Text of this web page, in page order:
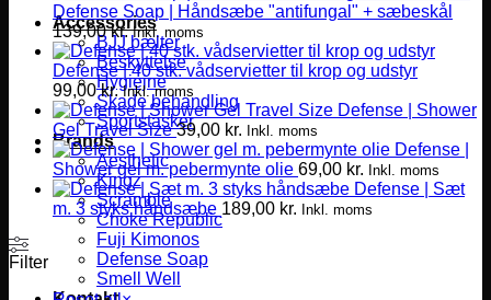
Accessories
BJJ bælter
Beskyttelse
Hygiejne
Skade behandling
Sportstasker
Brands
Aesthetic
Kingz
Scramble
Choke Republic
Fuji Kimonos
Defense Soap
Smell Well
Defense Soap | Håndsæbe "antifungal" + sæbeskål
139,00kr. Inkl. moms
Defense | 40 stk. vådservietter til krop og udstyr
99,00kr. Inkl. moms
Defense | Shower
Gel Travel Size 39,00 kr. Inkl. moms
Defense |
Shower gel m. pebermynte olie 69,00 kr. Inkl. moms
Defense | Sæt
m. 3 styks håndsæbe 189,00 kr. Inkl. moms
Filter